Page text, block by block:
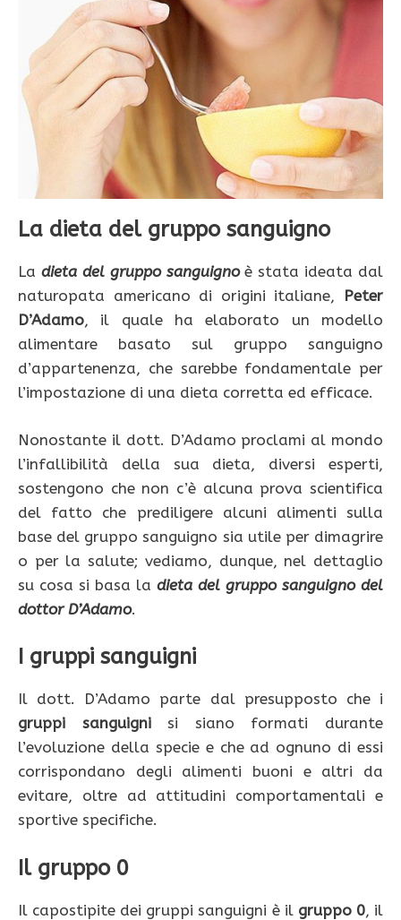
La dieta del gruppo sanguigno
La dieta del gruppo sanguignoè stata ideata dal
naturopata americano di origini italiane, Peter
D’Adamo, il quale ha elaborato un modello
alimentare basato sul gruppo sanguigno
d’appartenenza, che sarebbe fondamentale per
l’impostazione di una dieta corretta ed efficace.
Nonostante il dott. D’Adamo proclami al mondo
l’infallibilità della sua dieta, diversi esperti,
sostengono che non c’è alcuna prova scientifica
del fatto che prediligere alcuni alimenti sulla
base del gruppo sanguigno sia utile per dimagrire
o per la salute; vediamo, dunque, nel dettaglio
su cosa si basa la dieta del gruppo sanguigno del
dottor D’Adamo.
I gruppi sanguigni
Il dott. D’Adamo parte dal presupposto che i
gruppi sanguignisi siano formati durante
l’evoluzione della specie e che ad ognuno di essi
corrispondano degli alimenti buoni e altri da
evitare, oltre ad attitudini comportamentali e
sportive specifiche.
Il gruppo 0
Il capostipite dei gruppi sanguigni è il gruppo 0, il